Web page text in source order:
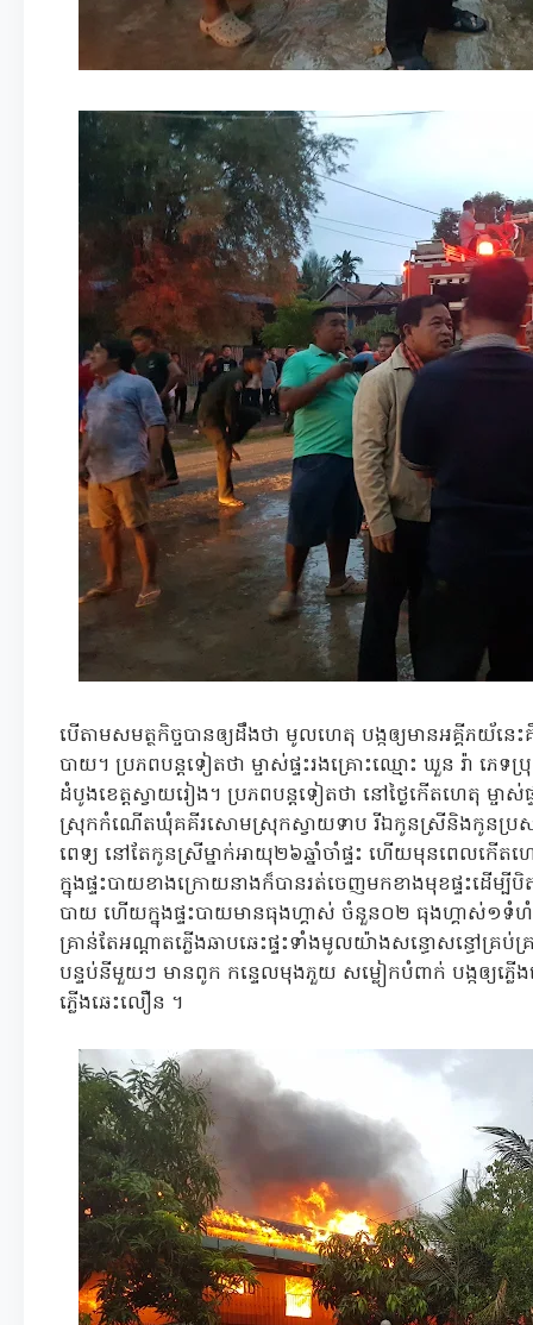
បើតាមសមត្ថកិច្ចបានឲ្យដឹងថា មូលហេតុ បង្កឲ្យមានអគ្គីភយ័នេ
បាយ។ ប្រភពបន្តទៀតថា ម្ចាស់ផ្ទះរងគ្រោះឈ្មោះ ឃួន រ៉ា ភេ
ដំបូងខេត្តស្វាយរៀង។ ប្រភពបន្តទៀតថា នៅថ្ងៃកើតហេតុ ម្ចាស់
ស្រុកកំណើតឃុំគគីរសោមស្រុកស្វាយទាប រីឯកូនស្រីនិងកូនប្រសារ
ពេទ្យ នៅតែកូនស្រីម្នាក់អាយុ២៦ឆ្នាំចាំផ្ទះ ហើយមុនពេលកើតហ
ក្នុងផ្ទះបាយខាងក្រោយនាងក៏បានរត់ចេញមកខាងមុខផ្ទះដើម្បីបិត
បាយ ហើយក្នុងផ្ទះបាយមានធុងហ្គាស់ ចំនួន០២ ធុងហ្គាស់១ទំហំ
គ្រាន់តែអណ្តាតភ្លើងឆាបឆេះផ្ទះទាំងមូលយ៉ាងសន្ធោសន្ធៅគ្រ
បន្ទប់នីមួយៗ មានពូក កន្ទេលមុងភួយ សម្លៀកបំពាក់ បង្កឲ្យភ្លើង
ភ្លើងឆេះលឿន ។